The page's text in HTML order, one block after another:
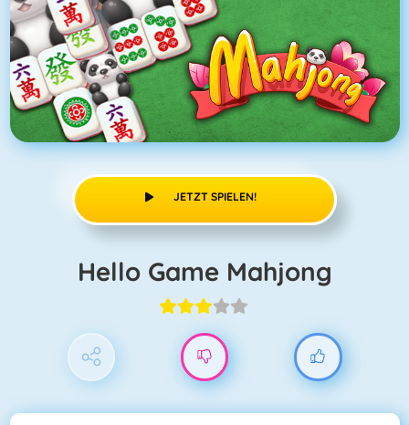
JETZT SPIELEN!
Hello Game Mahjong